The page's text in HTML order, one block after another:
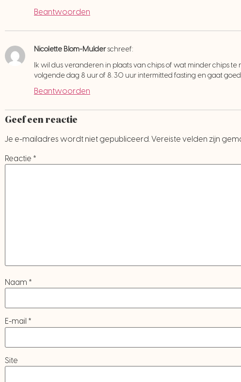
Beantwoorden
Nicolette Blom-Mulder schreef:
Ik wil dus veranderen in plaats van chips of wat minder chips
volgende dag 8 uur of 8. 30 uur intermitted fasting en gaat
Beantwoorden
Geef een reactie
Je e-mailadres wordt niet gepubliceerd.Vereiste velden zijn
Reactie *
Naam *
E-mail *
Site